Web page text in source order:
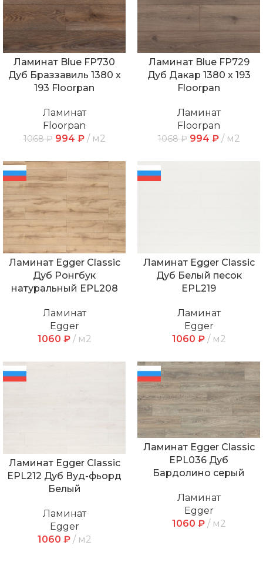
Ламинат Blue FP730
Дуб Браззавиль 1380 x
193 Floorpan
Ламинат
Floorpan
1068₽ 994 ₽ м2
Ламинат Blue FP729
Дуб Дакар 1380 x 193
Floorpan
Ламинат
Floorpan
1068₽ 994 ₽ м2
Ламинат Egger Classic
Дуб Ронгбук
натуральный EPL208
Ламинат
Egger
1060 ₽ м2
Ламинат Egger Classic
Дуб Белый песок
EPL219
Ламинат
Egger
1060 ₽ м2
Ламинат Egger Classic
EPL212 Дуб Вуд-фьорд
Белый
Ламинат
Egger
1060 ₽ м2
Ламинат Egger Classic
EPL036 Дуб
Бардолино серый
Ламинат
Egger
1060 ₽ м2